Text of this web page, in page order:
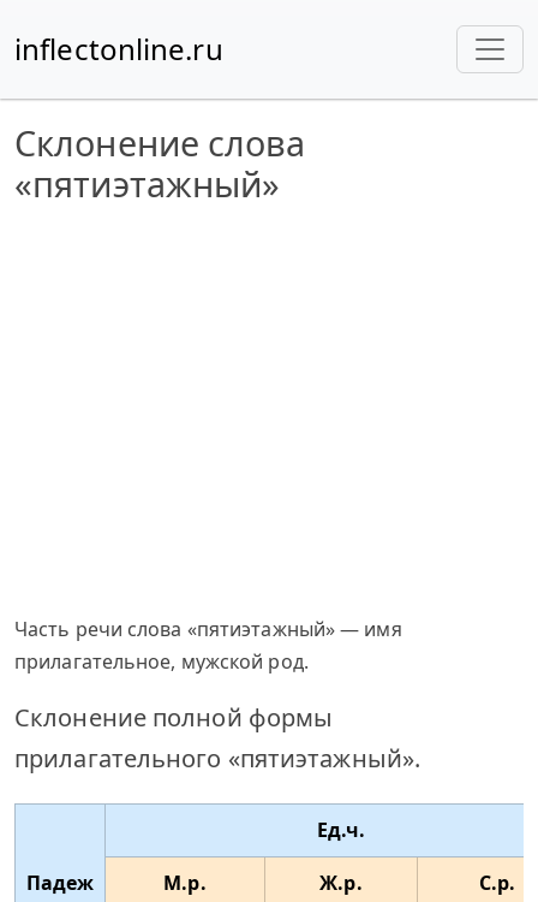
inflectonline.ru
Склонение слова
«пятиэтажный»
Часть речи слова «пятиэтажный» — имя
прилагательное, мужской род.
Склонение полной формы
прилагательного «пятиэтажный».
Падеж
Ед.ч.
М.р.
Ж.р.
С.р.